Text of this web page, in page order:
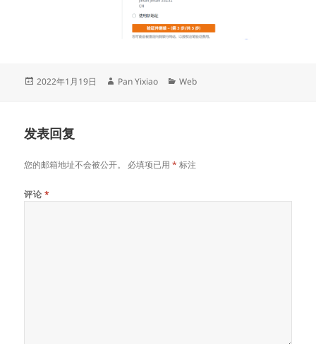
发
2022年1月19日
作
Pan Yixiao
分
Web
发表回复
您的邮箱地址不会被公开。 必填项已用* 标注
评论 *